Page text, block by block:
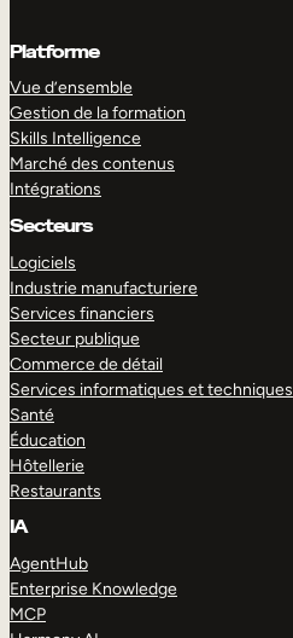
Platforme
Vue d’ensemble
Gestion de la formation
Skills Intelligence
Marché des contenus
Intégrations
Secteurs
Logiciels
Industrie manufacturiere
Services financiers
Secteur publique
Commerce de détail
Services informatiques et techniques
Santé
Éducation
Hôtellerie
Restaurants
IA
AgentHub
Enterprise Knowledge
MCP